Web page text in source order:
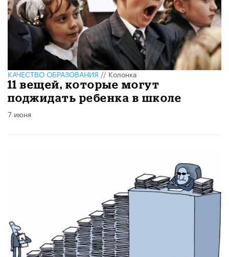
КАЧЕСТВО ОБРАЗОВАНИЯ//Колонка
11 вещей, которые могут
поджидать ребенка в школе
7 июня